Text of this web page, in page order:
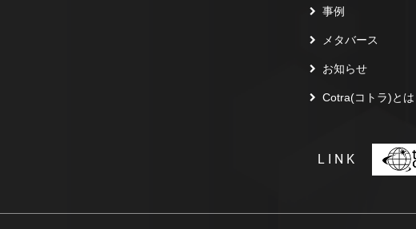
事例
メタバース
お知らせ
Cotra(コトラ)とは
LINK